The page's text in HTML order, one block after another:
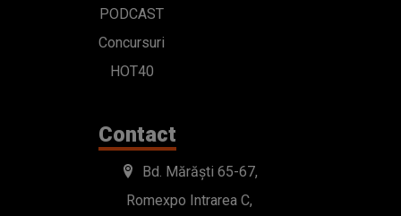
PODCAST
Concursuri
HOT40
Contact
Bd. Mărăști 65-67,
Romexpo Intrarea C,